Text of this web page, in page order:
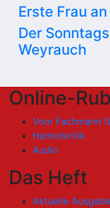
Erste Frau
Der
Weyrauch
Online-
Vom Fachmann
Humorkritik
Audio
Das Heft
Aktuelle Ausgabe